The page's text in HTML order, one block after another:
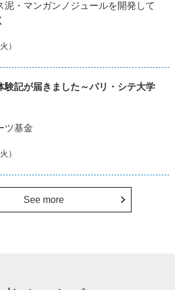
泥・マンガンノジュールを開発して
）
験記が届きました～パリ・シテ大学
ツ基金
）
See more